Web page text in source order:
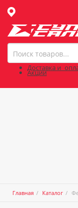
Доставка и
Акции
Главная Каталог